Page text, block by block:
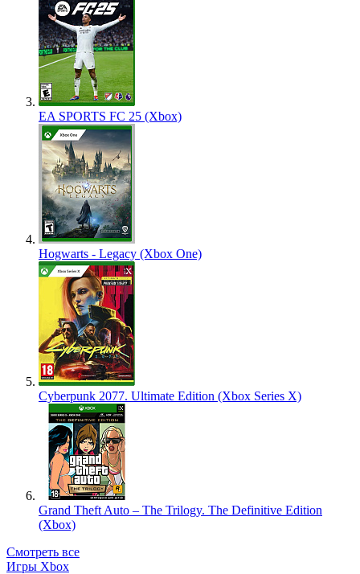
EA SPORTS FC 25 (Xbox)
Hogwarts - Legacy (Xbox One)
Cyberpunk 2077. Ultimate Edition (Xbox Series X)
Grand Theft Auto – The Trilogy. The Definitive Edition
(Xbox)
Смотреть все
Игры Xbox